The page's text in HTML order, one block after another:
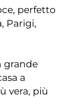
perfetto
Parigi,
grande
a
vera, più